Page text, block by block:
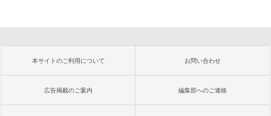
本サイトのご利用について お問い合わせ
広告掲載のご案内 編集部へのご連絡